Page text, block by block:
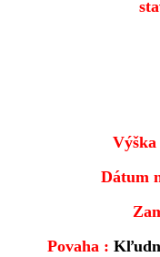
Výška
Dátum
Povaha :